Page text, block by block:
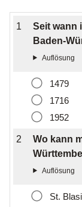
1
Seit wann
Baden-
1479
1716
1952
2
Wo kann
St.